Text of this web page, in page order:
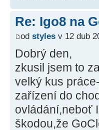
Re: Igo8 na
od styles v 12 dub
Dobrý den,
zkusil jsem to
velký kus
zařízení do
ovládání,neboť
škodou,že